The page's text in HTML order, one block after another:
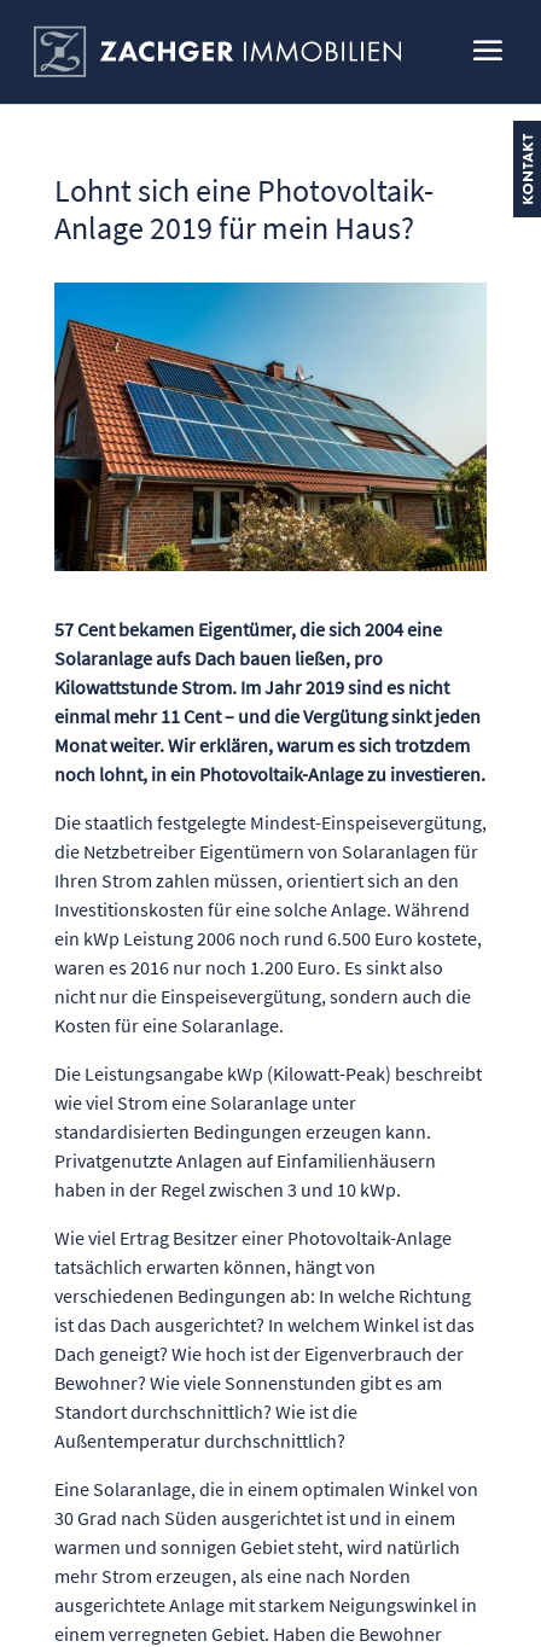
Lohnt sich eine Photovoltaik-
Anlage 2019 für mein Haus?
57 Cent bekamen Eigentümer, die sich 2004 eine
Solaranlage aufs Dach bauen ließen, pro
Kilowattstunde Strom. Im Jahr 2019 sind es nicht
einmal mehr 11 Cent – und die Vergütung sinkt jeden
Monat weiter. Wir erklären, warum es sich trotzdem
noch lohnt, in ein Photovoltaik-Anlage zu investieren.
Die staatlich festgelegte Mindest-Einspeisevergütung,
die Netzbetreiber Eigentümern von Solaranlagen für
Ihren Strom zahlen müssen, orientiert sich an den
Investitionskosten für eine solche Anlage. Während
ein kWp Leistung 2006 noch rund 6.500 Euro kostete,
waren es 2016 nur noch 1.200 Euro. Es sinkt also
nicht nur die Einspeisevergütung, sondern auch die
Kosten für eine Solaranlage.
Die Leistungsangabe kWp (Kilowatt-Peak) beschreibt
wie viel Strom eine Solaranlage unter
standardisierten Bedingungen erzeugen kann.
Privatgenutzte Anlagen auf Einfamilienhäusern
haben in der Regel zwischen 3 und 10 kWp.
Wie viel Ertrag Besitzer einer Photovoltaik-Anlage
tatsächlich erwarten können, hängt von
verschiedenen Bedingungen ab: In welche Richtung
ist das Dach ausgerichtet? In welchem Winkel ist das
Dach geneigt? Wie hoch ist der Eigenverbrauch der
Bewohner? Wie viele Sonnenstunden gibt es am
Standort durchschnittlich? Wie ist die
Außentemperatur durchschnittlich?
Eine Solaranlage, die in einem optimalen Winkel von
30 Grad nach Süden ausgerichtet ist und in einem
warmen und sonnigen Gebiet steht, wird natürlich
mehr Strom erzeugen, als eine nach Norden
ausgerichtete Anlage mit starkem Neigungswinkel in
einem verregneten Gebiet. Haben die Bewohner